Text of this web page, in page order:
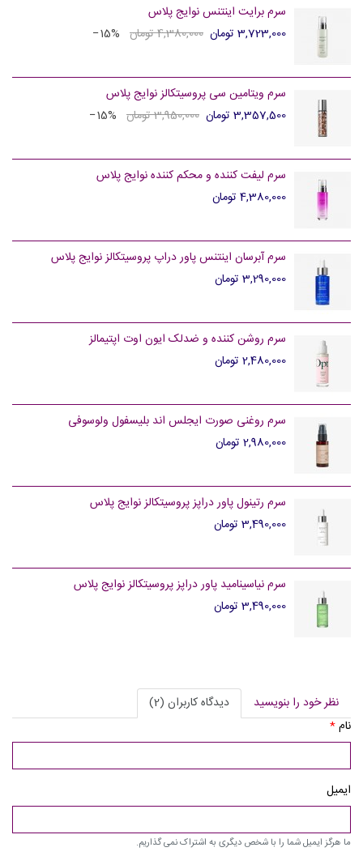
سرم برایت اینتنس نوایج پلاس
3,723,000 تومان
4,380,000 تومان ‎−15%
سرم ویتامین سی پروسیتکالز نوایج پلاس
3,357,500 تومان
3,950,000 تومان ‎−15%
سرم لیفت کننده و محکم کننده نوایج پلاس
4,380,000 تومان
سرم آبرسان اینتنس پاور دراپ پروسیتکالز نوایج پلاس
3,290,000 تومان
سرم روشن کننده و ضدلک ایون اوت اپتیمالز
2,480,000 تومان
سرم روغنی صورت ایجلس اند بلیسفول ولوسوفی
2,980,000 تومان
سرم رتینول پاور دراپز پروسیتکالز نوایج پلاس
3,490,000 تومان
سرم نیاسینامید پاور دراپز پروسیتکالز نوایج پلاس
3,490,000 تومان
نظر خود را بنویسید
دیدگاه کاربران (2)
نام*
ایمیل
ما هرگز ایمیل شما را با شخص دیگری به اشتراک نمی گذاریم.